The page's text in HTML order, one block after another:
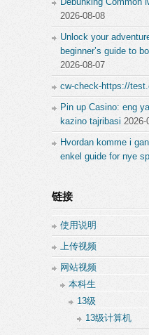
2026-08-08
Unlock your
beginner’s guide to
2026-08-07
cw-check-https://
Pin up Casino: eng
kazino tajribasi 2026-
Hvordan komme i
enkel guide for nye
链接
使用说明
上传视频
网站视频
本科生
13级
13级计算机